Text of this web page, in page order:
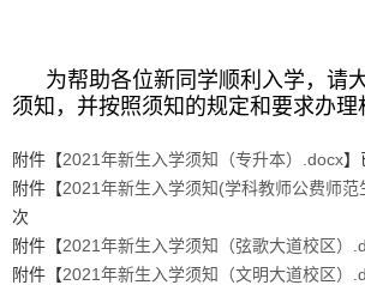
为帮助各位新同学顺利入学，请
须知，并按照须知的规定和要求办理
附件【2021年新生入学须知（专升本）.docx】
附件【2021年新生入学须知(学科教师公费师范
次
附件【2021年新生入学须知（弦歌大道校区）
附件【2021年新生入学须知（文明大道校区）